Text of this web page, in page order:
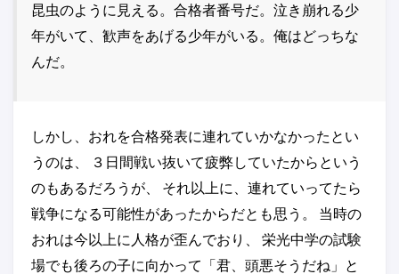
昆虫のように見える。合格者番号だ。泣き崩れる少
年がいて、歓声をあげる少年がいる。俺はどっちな
んだ。
しかし、おれを合格発表に連れていかなかったとい
うのは、 ３日間戦い抜いて疲弊していたからという
のもあるだろうが、 それ以上に、連れていってたら
戦争になる可能性があったからだとも思う。 当時の
おれは今以上に人格が歪んでおり、 栄光中学の試験
場でも後ろの子に向かって「君、頭悪そうだね」と